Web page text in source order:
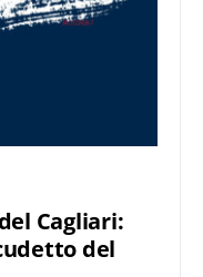
Cagliari:
del